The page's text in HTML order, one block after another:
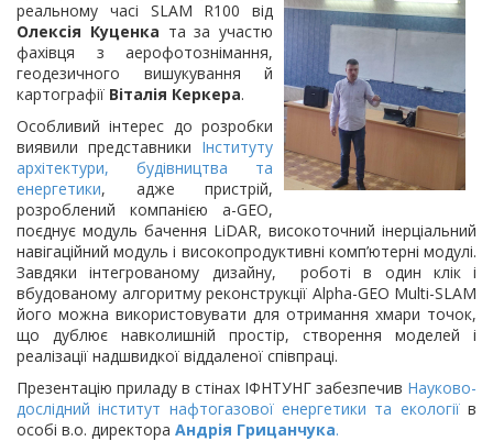
реальному часі SLAM R100 від
Олексія Куценка та за участю
фахівця з аерофотознімання,
геодезичного вишукування й
картографії Віталія Керкера.
Особливий інтерес до розробки
виявили представники Інституту
архітектури, будівництва та
енергетики, адже пристрій,
розроблений компанією a-GEO,
поєднує модуль бачення LiDAR, високоточний інерціальний
навігаційний модуль і високопродуктивні комп’ютерні модулі.
Завдяки інтегрованому дизайну, роботі в один клік і
вбудованому алгоритму реконструкції Alpha-GEO Multi-SLAM
його можна використовувати для отримання хмари точок,
що дублює навколишній простір, створення моделей і
реалізації надшвидкої віддаленої співпраці.
Презентацію приладу в стінах ІФНТУНГ забезпечив Науково-
дослідний інститут нафтогазової енергетики та екологіїв
особі в.о. директора Андрія Грицанчука.